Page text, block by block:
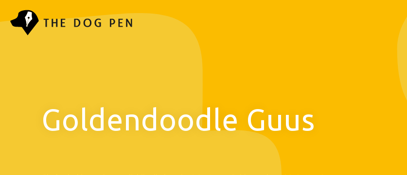
Goldendoodle Guus